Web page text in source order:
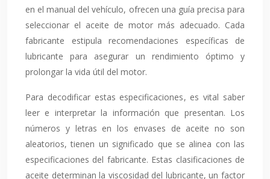
en el manual del vehículo, ofrecen una guía precisa para
seleccionar el aceite de motor más adecuado. Cada
fabricante estipula recomendaciones específicas de
lubricante para asegurar un rendimiento óptimo y
prolongar la vida útil del motor.
Para decodificar estas especificaciones, es vital saber
leer e interpretar la información que presentan. Los
números y letras en los envases de aceite no son
aleatorios, tienen un significado que se alinea con las
especificaciones del fabricante. Estas clasificaciones de
aceite determinan la viscosidad del lubricante, un factor